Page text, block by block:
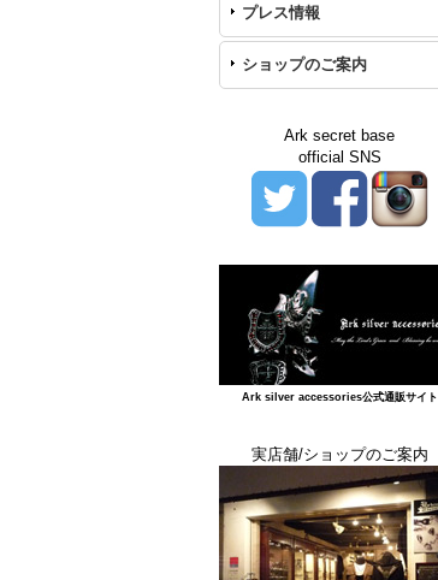
プレス情報
ショップのご案内
Ark secret base
official SNS
Ark silver accessories公式通販サイト
実店舗/ショップのご案内